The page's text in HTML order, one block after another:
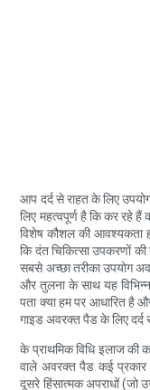
आप दर्द से राहत के लिए
लिए महत्वपूर्ण है कि कर रहे
विशेष कौशल की आवश्यकता
कि दंत चिकित्सा उपकरणों
सबसे अच्छा तरीका उपयोग
और तुलना के साथ यह
पता क्या हम पर आधारित है
गाइड अवरक्त पैड के लिए दर्द
के प्राथमिक विधि इलाज की
वाले अवरक्त पैड कई
दूसरे हिंसात्मक अपराधों